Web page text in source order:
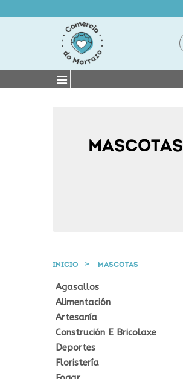
MASCOTAS
INICIO MASCOTAS
Agasallos
Alimentación
Artesanía
Construción E Bricolaxe
Deportes
Floristería